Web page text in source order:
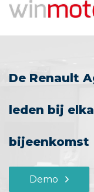
De Renault
leden bij
bijeenkomst
Demo